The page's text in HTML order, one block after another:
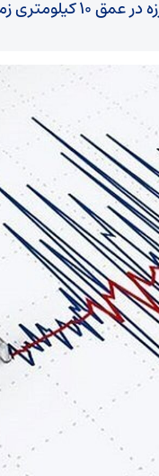
رخ داده است.
پزشکیان: خط راه‌آهن
رسید